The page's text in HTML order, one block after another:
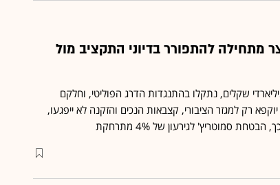
מתחילה להתפורר בדיוני התקציב מול
שקלים, נתקלו בהתנגדות הדרג הפוליטי, וחלקם
רק למגזר הציבורי, קצבאות הנכים והזקנה לא ייפגעו,
סמוטריץ' לגירעון של 4% מתרחקת